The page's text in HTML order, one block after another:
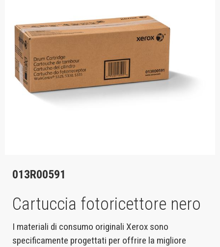
013R00591
Cartuccia fotoricettore nero
I materiali di consumo originali Xerox sono
specificamente progettati per offrire la migliore